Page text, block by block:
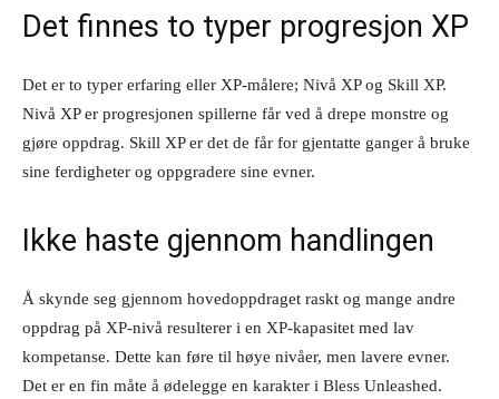
Det finnes to typer progresjon XP
Det er to typer erfaring eller XP-målere; Nivå XP og Skill XP.
Nivå XP er progresjonen spillerne får ved å drepe monstre og
gjøre oppdrag. Skill XP er det de får for gjentatte ganger å bruke
sine ferdigheter og oppgradere sine evner.
Ikke haste gjennom handlingen
Å skynde seg gjennom hovedoppdraget raskt og mange andre
oppdrag på XP-nivå resulterer i en XP-kapasitet med lav
kompetanse. Dette kan føre til høye nivåer, men lavere evner.
Det er en fin måte å ødelegge en karakter i Bless Unleashed.